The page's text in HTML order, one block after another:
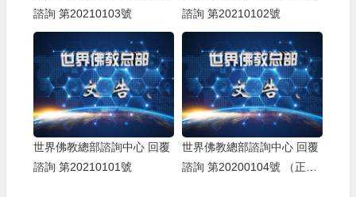
諮詢 第20210103號
諮詢 第20210102號
世界佛教總部諮詢中心 回覆
諮詢 第20210101號
世界佛教總部諮詢中心 回覆
諮詢 第20200104號 （正確